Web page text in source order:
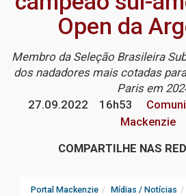
Open da
Membro da Seleção Brasileira
dos nadadores mais cotadas
Paris em
27.09.2022
16h53
Mackenzie
COMPARTILHE NAS
Portal Mackenzie Mídias / Notícias